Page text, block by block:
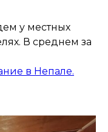
у местных
В среднем за
в Непале.